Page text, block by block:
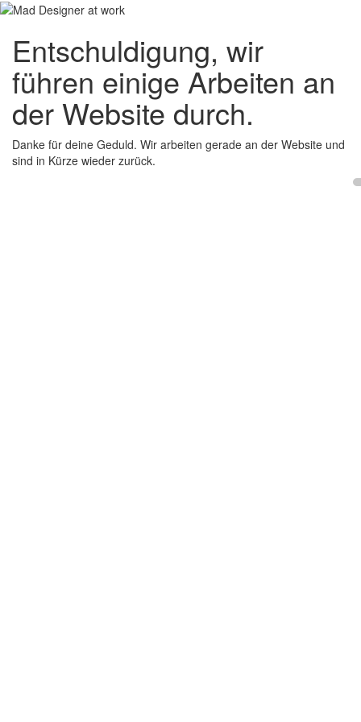
Entschuldigung, wir
führen einige Arbeiten an
der Website durch.
Danke für deine Geduld. Wir arbeiten gerade an der Website und
sind in Kürze wieder zurück.